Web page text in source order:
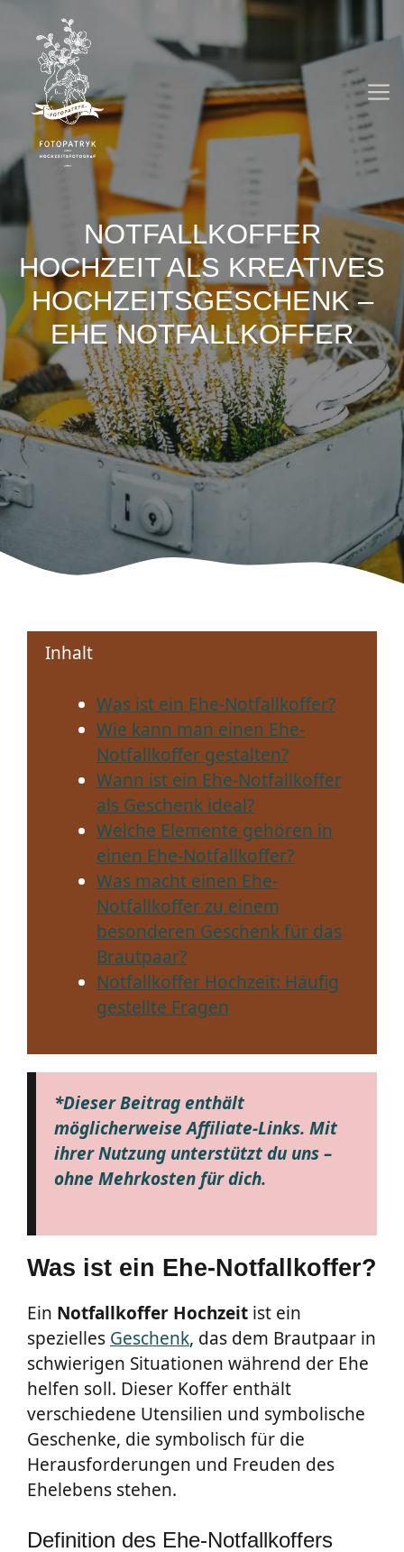
Inhalt
springen
NOTFALLKOFFER
HOCHZEIT ALS KREATIVES
HOCHZEITSGESCHENK –
EHE NOTFALLKOFFER
Inhalt
Was ist ein Ehe-Notfallkoffer?
Wie kann man einen Ehe-
Notfallkoffer gestalten?
Wann ist ein Ehe-Notfallkoffer
als Geschenk ideal?
Welche Elemente gehören in
einen Ehe-Notfallkoffer?
Was macht einen Ehe-
Notfallkoffer zu einem
besonderen Geschenk für das
Brautpaar?
Notfallkoffer Hochzeit: Häufig
gestellte Fragen
*Dieser Beitrag enthält
möglicherweise Affiliate-Links. Mit
ihrer Nutzung unterstützt du uns –
ohne Mehrkosten für dich.
Was ist ein Ehe-Notfallkoffer?
Ein Notfallkoffer Hochzeit ist ein
spezielles Geschenk, das dem Brautpaar in
schwierigen Situationen während der Ehe
helfen soll. Dieser Koffer enthält
verschiedene Utensilien und symbolische
Geschenke, die symbolisch für die
Herausforderungen und Freuden des
Ehelebens stehen.
Definition des Ehe-Notfallkoffers